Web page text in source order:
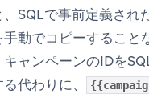
SQLで事前定義され
動でコピーすること
ャンペーンのIDを
代わりに、